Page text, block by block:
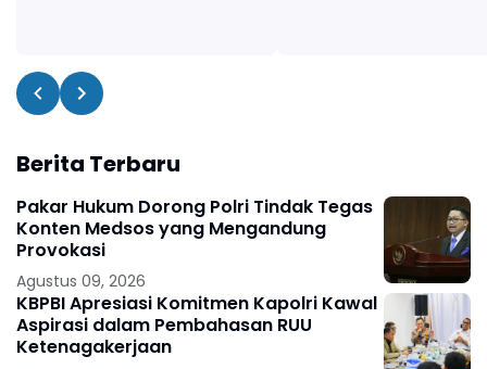
Berita Terbaru
Pakar Hukum Dorong Polri Tindak Tegas
Konten Medsos yang Mengandung
Provokasi
Agustus 09, 2026
KBPBI Apresiasi Komitmen Kapolri Kawal
Aspirasi dalam Pembahasan RUU
Ketenagakerjaan